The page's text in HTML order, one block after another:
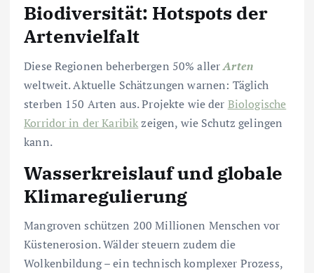
Biodiversität: Hotspots der
Artenvielfalt
Diese Regionen beherbergen 50% allerArten
weltweit. Aktuelle Schätzungen warnen: Täglich
sterben 150 Arten aus. Projekte wie der Biologische
Korridor in der Karibikzeigen, wie Schutz gelingen
kann.
Wasserkreislauf und globale
Klimaregulierung
Mangroven schützen 200 Millionen Menschen vor
Küstenerosion. Wälder steuern zudem die
Wolkenbildung – ein technisch komplexer Prozess,